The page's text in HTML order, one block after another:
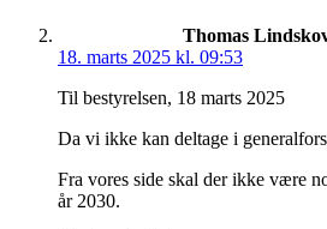
Thomas
18. marts 2025 kl. 09:53
Til bestyrelsen, 18 marts 2025
Da vi ikke kan deltage i
Fra vores side skal der ikke være
år 2030.